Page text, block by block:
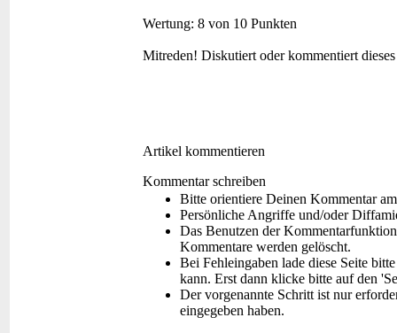
Wertung: 8 von 10 Punkten
Mitreden! Diskutiert oder kommentiert
Artikel kommentieren
Kommentar schreiben
Bitte orientiere Deinen Kommentar
Persönliche Angriffe und/oder
Das Benutzen der
Kommentare werden gelöscht.
Bei Fehleingaben lade diese Seite
kann. Erst dann klicke bitte auf den
Der vorgenannte Schritt ist nur
eingegeben haben.